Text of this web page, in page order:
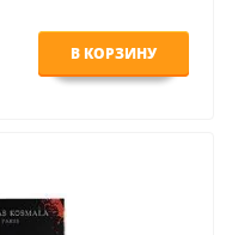
В КОРЗИНУ